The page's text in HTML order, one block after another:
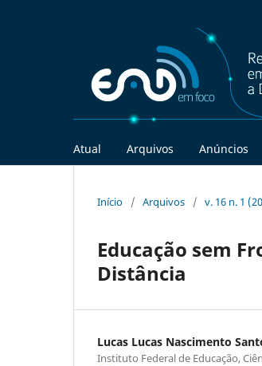
Atual Arquivos Anúncios
Início / Arquivos / v. 16 n. 1
Educação sem
Distância
Lucas Lucas Nascimento
Instituto Federal de Educação,